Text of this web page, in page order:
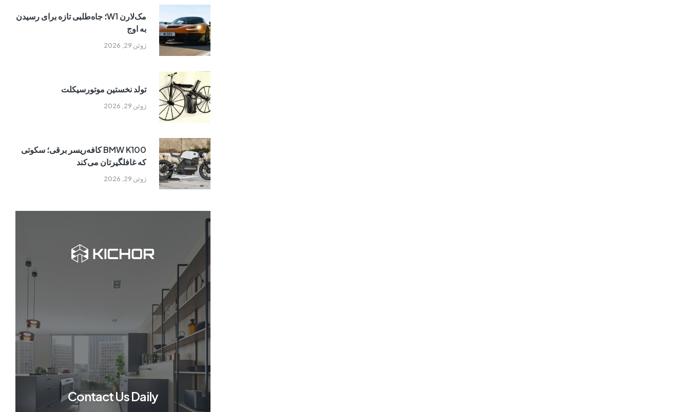
ژوئن 29, 2026
مک‌لارن W1؛ جاه‌طلبی تازه برای رسیدن
به اوج
ژوئن 29, 2026
تولد نخستین موتورسیکلت
ژوئن 29, 2026
BMW K100 کافه‌ریسر برقی؛ سکوتی
که غافلگیرتان می‌کند
Contact Us Daily